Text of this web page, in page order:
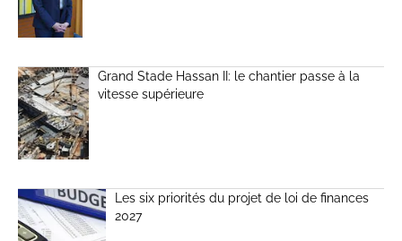
Grand Stade Hassan II: le chantier passe à la
vitesse supérieure
Les six priorités du projet de loi de finances
2027